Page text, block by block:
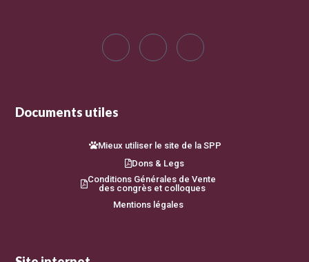
Documents utiles
Mieux utiliser le site de la SPP
Dons & Legs
Conditions Générales de Vente
des congrès et colloques
Mentions légales